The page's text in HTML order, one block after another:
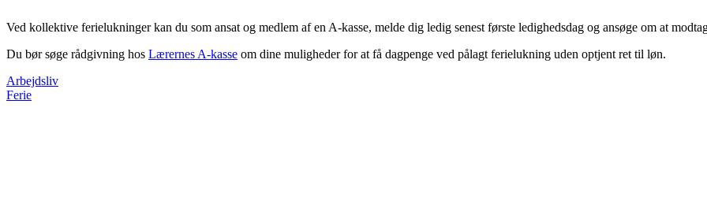
Ved kollektive ferielukninger kan du som ansat og medlem af en A-kasse, melde dig ledig senest første ledighedsdag og ansøge om at
Du bør søge rådgivning hos Lærernes A-kasse om dine muligheder for at få dagpenge ved pålagt ferielukning uden optjent ret til løn.
Arbejdsliv
Ferie